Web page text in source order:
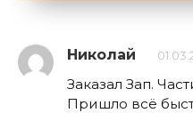
Николай
Заказал Зап.
Пришло всё